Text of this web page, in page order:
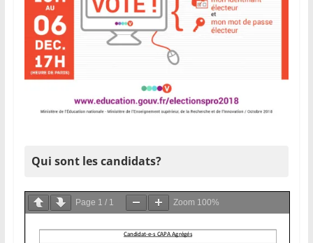
Qui sont les candidats?
Page 1 / 1 Zoom 100%